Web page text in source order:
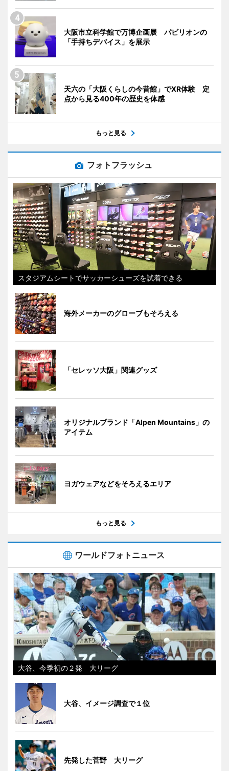
大阪市立科学館で万博企画展 パビリオンの
「手持ちデバイス」を展示
天六の「大阪くらしの今昔館」でXR体験 定
点から見る400年の歴史を体感
もっと見る
フォトフラッシュ
スタジアムシートでサッカーシューズを試着できる
海外メーカーのグローブもそろえる
「セレッソ大阪」関連グッズ
オリジナルブランド「Alpen Mountains」の
アイテム
ヨガウェアなどをそろえるエリア
もっと見る
ワールドフォトニュース
大谷、今季初の２発 大リーグ
大谷、イメージ調査で１位
先発した菅野 大リーグ